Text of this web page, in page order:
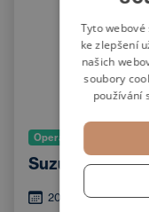
Operativní leasing
Suzuki Swift
2025
Tyto
ke zlepšení
našich
soubory
používání